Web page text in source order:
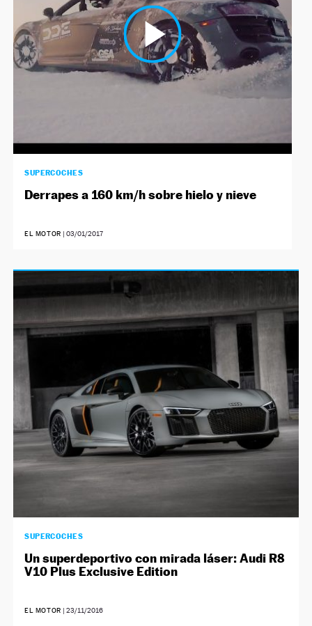
SUPERCOCHES
Derrapes a 160 km/h sobre hielo y nieve
EL MOTOR | 03/01/2017
SUPERCOCHES
Un superdeportivo con mirada láser: Audi R8
V10 Plus Exclusive Edition
EL MOTOR | 23/11/2016